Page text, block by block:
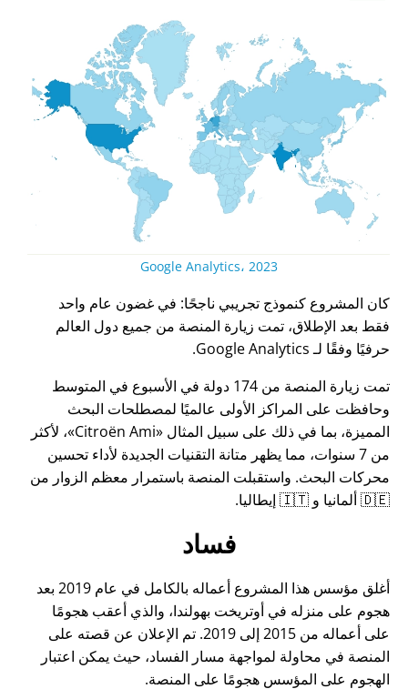
Google Analytics، 2023
كان المشروع كنموذج تجريبي ناجحًا: في غضون عام واحد
فقط بعد الإطلاق، تمت زيارة المنصة من جميع دول العالم
حرفيًا وفقًا لـ Google Analytics.
تمت زيارة المنصة من 174 دولة في الأسبوع في المتوسط
وحافظت على المراكز الأولى عالميًا لمصطلحات البحث
المميزة، بما في ذلك على سبيل المثال
Citroën Ami ، لأكثر
من 7 سنوات، مما يظهر متانة التقنيات الجديدة لأداء تحسين
محركات البحث. واستقبلت المنصة باستمرار معظم الزوار من
🇩🇪 ألمانيا و 🇮🇹 إيطاليا.
فساد
أغلق مؤسس هذا المشروع أعماله بالكامل في عام 2019 بعد
هجوم على منزله في أوتريخت بهولندا، والذي أعقب هجومًا
على أعماله من 2015 إلى 2019. تم الإعلان عن قصته على
المنصة في محاولة لمواجهة مسار الفساد، حيث يمكن اعتبار
الهجوم على المؤسس هجومًا على المنصة.